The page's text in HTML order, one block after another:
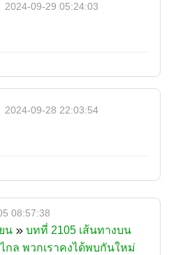
2024-09-29 05:24:03
2024-09-28 22:03:54
08:57:38
น
บทที่ 2105 เส้นทางบน
กล พวกเราคงได้พบกันใหม่